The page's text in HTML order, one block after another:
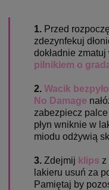
1. Przed
zdezynfekuj
dokładnie
pilnikiem o
2. Wacik
No Damage
zabezpiecz palce
płyn wniknie w
miodu odżywią
3. Zdejmij klips z
lakieru usuń za
Pamiętaj by